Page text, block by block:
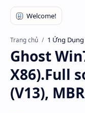
Trang chủ 1 Ứng Dụng
Ghost
X86).Full
(V13),